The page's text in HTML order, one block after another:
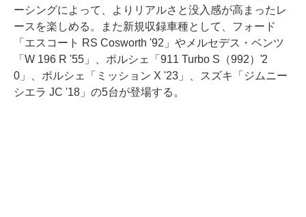
ーシングによって、よりリアルさと没入感が高まったレ
ースを楽しめる。また新規収録車種として、フォード
「エスコート RS Cosworth '92」やメルセデス・ベンツ
「W 196 R '55」、ポルシェ「911 Turbo S（992）'2
0」、ポルシェ「ミッション X '23」、スズキ「ジムニー
シエラ JC '18」の5台が登場する。